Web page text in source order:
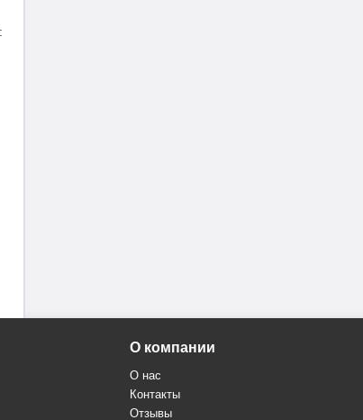
О компании
О нас
Контакты
Отзывы